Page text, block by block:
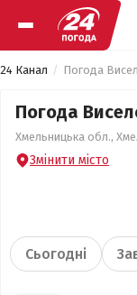
24 Канал Погода
Погода
Хмельницька обл.,
Змінити місто
Сьогодні